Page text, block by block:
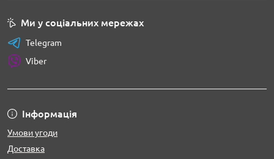
Інформація
Умови угоди
Доставка
Ми у соціальних мережах
Telegram
Viber